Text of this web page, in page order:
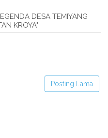
DESA TEMIYANG
KROYA"
Posting Lama